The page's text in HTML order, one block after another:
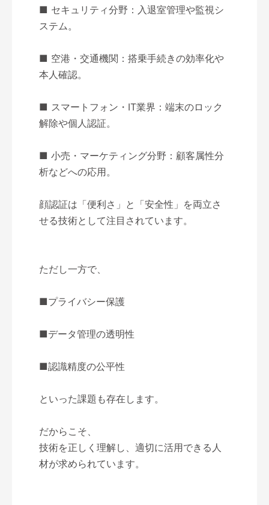
■ セキュリティ分野：入退室管理や監視シ
ステム。
■ 空港・交通機関：搭乗手続きの効率化や
本人確認。
■ スマートフォン・IT業界：端末のロック
解除や個人認証。
■ 小売・マーケティング分野：顧客属性分
析などへの応用。
顔認証は「便利さ」と「安全性」を両立さ
せる技術として注目されています。
ただし一方で、
■プライバシー保護
■データ管理の透明性
■認識精度の公平性
といった課題も存在します。
だからこそ、
技術を正しく理解し、適切に活用できる人
材が求められています。